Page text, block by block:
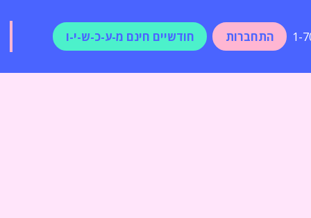
1- התחברות חודשיים חינם מ-ע-כ-ש-י-ו